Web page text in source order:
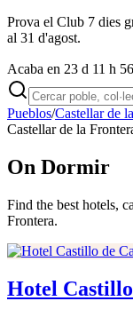
Prova el Club 7 dies
al 31 d'agost.
Acaba en 23 d 11 h
Pueblos/Castellar de
Castellar de la
On Dormir
Find the best hotels,
Frontera.
Hotel